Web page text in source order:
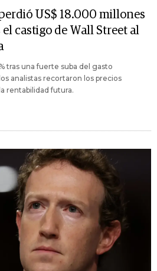
US$ 18.000 millones
castigo de Wall Street al
tras una fuerte suba del gasto
analistas recortaron los precios
rentabilidad futura.